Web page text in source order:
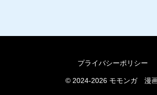
プライバシーポリシー
© 2024-2026 モモンガ 漫